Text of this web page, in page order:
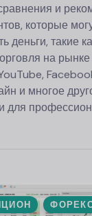
и
которые
деньги, такие
на
и многое
для